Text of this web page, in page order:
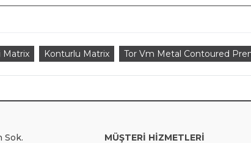
Matrix Konturlu Matrix Tor Vm Metal Contoured
Sok. MÜŞTERİ HİZMETLERİ